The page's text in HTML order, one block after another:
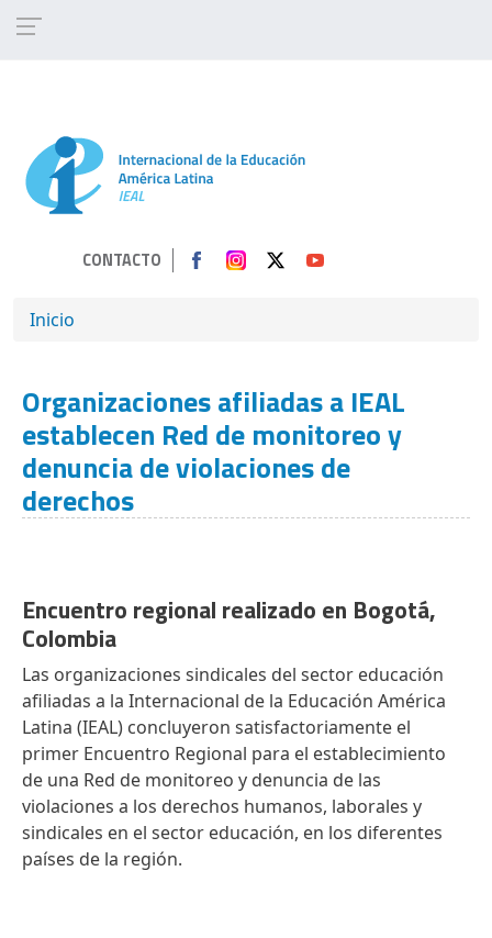
CONTACTO
SOBRESCRIBIR ENLACES DE AYUDA A
Inicio
Organizaciones afiliadas a IEAL
establecen Red de monitoreo y
denuncia de violaciones de
derechos
Encuentro regional realizado en Bogotá,
Colombia
Las organizaciones sindicales del sector educación
afiliadas a la Internacional de la Educación América
Latina (IEAL) concluyeron satisfactoriamente el
primer Encuentro Regional para el establecimiento
de una Red de monitoreo y denuncia de las
violaciones a los derechos humanos, laborales y
sindicales en el sector educación, en los diferentes
países de la región.